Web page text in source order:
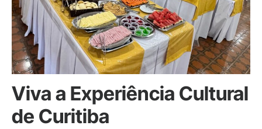
Viva a Experiência Cultural
de Curitiba